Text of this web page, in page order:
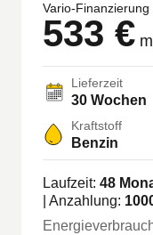
Vario-Finanzierung
533 €
Lieferzeit
30 Wochen
Kraftstoff
Benzin
Laufzeit: 48
| Anzahlung: